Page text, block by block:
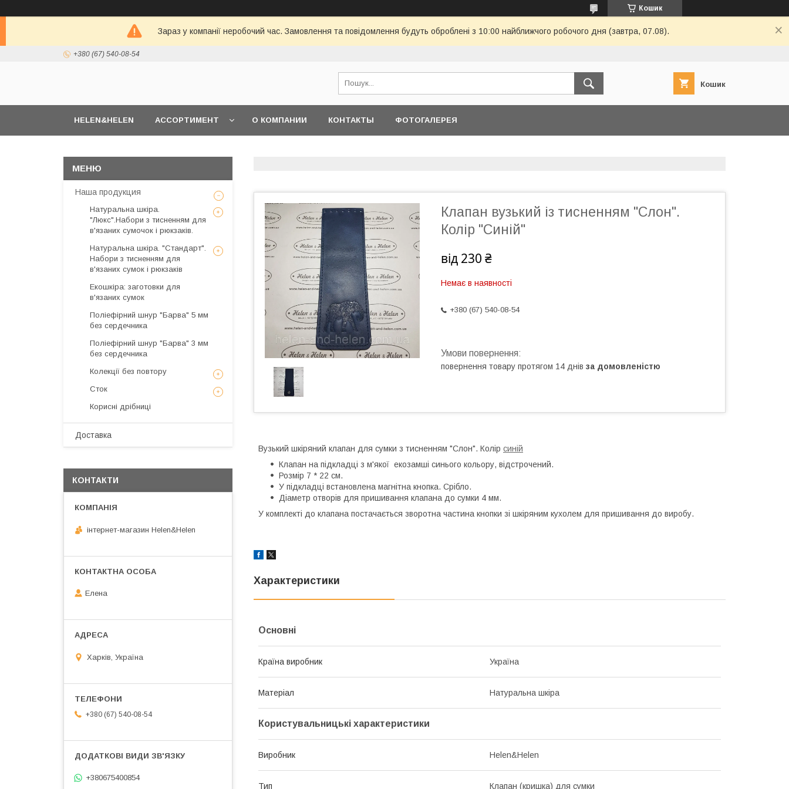
Кошик
Зараз у компанії неробочий час. Замовлення та повідомлення будуть оброблені з 10:00 найближчого робочого дня (завтра, 07.08).
+380 (67) 540-08-54
Кошик
HELEN&HELEN АССОРТИМЕНТ О КОМПАНИИ КОНТАКТЫ ФОТОГАЛЕРЕЯ
Клапан вузький із тисненням "Слон".
Колір "Синій"
від 230 ₴
Немає в наявності
+380 (67) 540-08-54
повернення товару протягом 14 днів за домовленістю
Вузький шкіряний клапан для сумки з тисненням "Слон". Колір синій
Клапан на підкладці з м'якої екозамші синього кольору, відстрочений.
Розмір 7 * 22 см.
У підкладці встановлена магнітна кнопка. Срібло.
Діаметр отворів для пришивання клапана до сумки 4 мм.
У комплекті до клапана постачається зворотна частина кнопки зі шкіряним кухолем для пришивання до виробу.
Характеристики
Основні
Країна виробник Україна
Матеріал Натуральна шкіра
Користувальницькі характеристики
Виробник Helen&Helen
Тип Клапан (кришка) для сумки
Наша продукция
Натуральна шкіра.
"Люкс".Набори з тисненням для
в'язаних сумочок і рюкзаків.
Натуральна шкіра. "Стандарт".
Набори з тисненням для
в'язаних сумок і рюкзаків
Екошкіра: заготовки для
в'язаних сумок
Поліефірний шнур "Барва" 5 мм
без сердечника
Поліефірний шнур "Барва" 3 мм
без сердечника
Колекції без повтору
Сток
Корисні дрібниці
Доставка
КОНТАКТИ
інтернет-магазин Helen&Helen
Елена
Харків, Україна
+380 (67) 540-08-54
+380675400854